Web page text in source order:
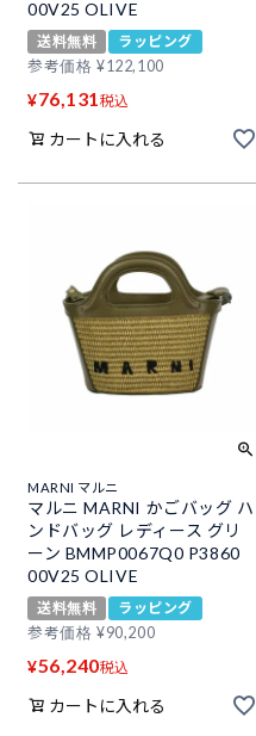
00V25 OLIVE
送料無料
ラッピング
参考価格 ¥122,100
¥76,131 税込
カートに入れる
MARNI マルニ
マルニ MARNI かごバッグ ハ
ンドバッグ レディース グリ
ーン BMMP0067Q0 P3860
00V25 OLIVE
送料無料
ラッピング
参考価格 ¥90,200
¥56,240税込
カートに入れる